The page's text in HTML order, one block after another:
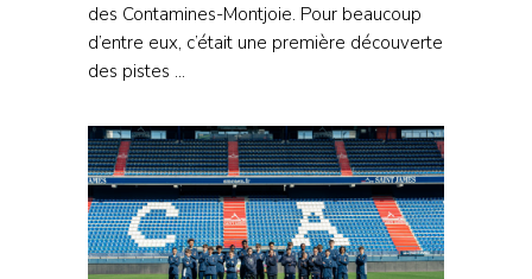
des Contamines-Montjoie. Pour beaucoup
d’entre eux, c’était une première découverte
des pistes